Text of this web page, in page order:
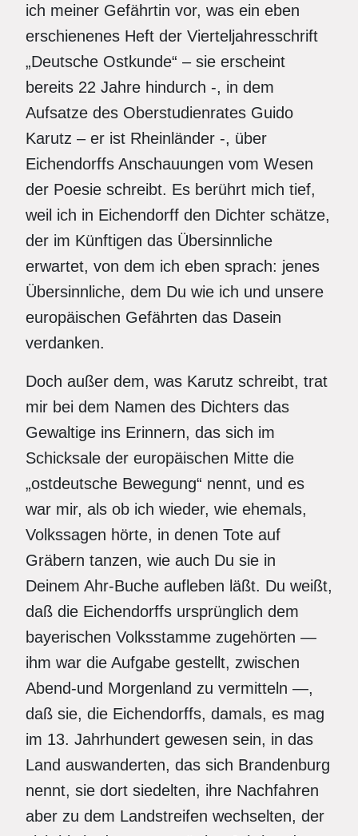
ich meiner Gefährtin vor, was ein eben
erschienenes Heft der Vierteljahresschrift
„Deutsche Ostkunde“ – sie erscheint
bereits 22 Jahre hindurch -, in dem
Aufsatze des Oberstudienrates Guido
Karutz – er ist Rheinländer -, über
Eichendorffs Anschauungen vom Wesen
der Poesie schreibt. Es berührt mich tief,
weil ich in Eichendorff den Dichter schätze,
der im Künftigen das Übersinnliche
erwartet, von dem ich eben sprach: jenes
Übersinnliche, dem Du wie ich und unsere
europäischen Gefährten das Dasein
verdanken.
Doch außer dem, was Karutz schreibt, trat
mir bei dem Namen des Dichters das
Gewaltige ins Erinnern, das sich im
Schicksale der europäischen Mitte die
„ostdeutsche Bewegung“ nennt, und es
war mir, als ob ich wieder, wie ehemals,
Volkssagen hörte, in denen Tote auf
Gräbern tanzen, wie auch Du sie in
Deinem Ahr-Buche aufleben läßt. Du weißt,
daß die Eichendorffs ursprünglich dem
bayerischen Volksstamme zugehörten —
ihm war die Aufgabe gestellt, zwischen
Abend-und Morgenland zu vermitteln —,
daß sie, die Eichendorffs, damals, es mag
im 13. Jahrhundert gewesen sein, in das
Land auswanderten, das sich Brandenburg
nennt, sie dort siedelten, ihre Nachfahren
aber zu dem Landstreifen wechselten, der